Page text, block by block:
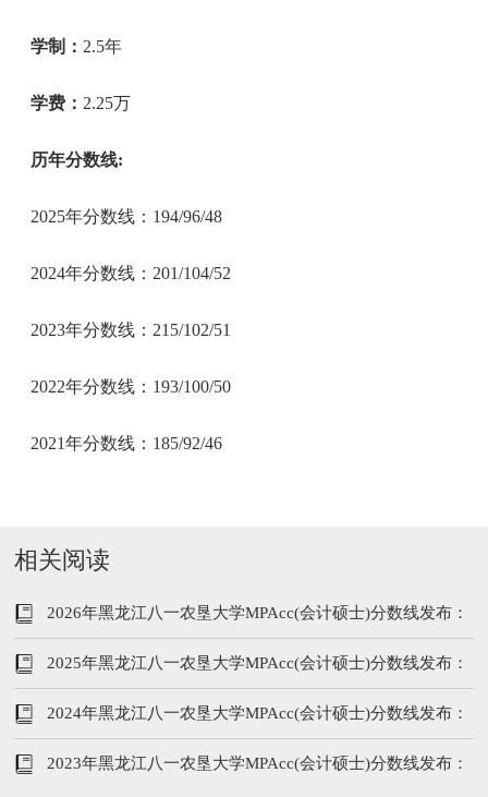
学制： 2.5年
学费： 2.25万
历年分数线:
2025年分数线：194/96/48
2024年分数线：201/104/52
2023年分数线：215/102/51
2022年分数线：193/100/50
2021年分数线：185/92/46
相关阅读
2026年黑龙江八一农垦大学MPAcc(会计硕士)分数线发布：
199/102/51
2025年黑龙江八一农垦大学MPAcc(会计硕士)分数线发布：
194/96/48
2024年黑龙江八一农垦大学MPAcc(会计硕士)分数线发布：
201/104/52
2023年黑龙江八一农垦大学MPAcc(会计硕士)分数线发布：